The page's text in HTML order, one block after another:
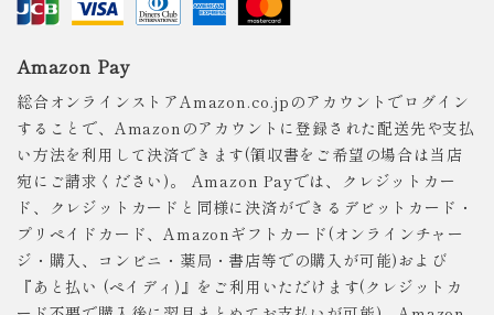
Amazon Pay
総合オンラインストアAmazon.co.jpのアカウントでログイン
することで、Amazonのアカウントに登録された配送先や支払
い方法を利用して決済できます(領収書をご希望の場合は当店
宛にご請求ください)。 Amazon Payでは、クレジットカー
ド、クレジットカードと同様に決済ができるデビットカード・
プリペイドカード、Amazonギフトカード(オンラインチャー
ジ・購入、コンビニ・薬局・書店等での購入が可能)および
『あと払い (ペイディ)』をご利用いただけます(クレジットカ